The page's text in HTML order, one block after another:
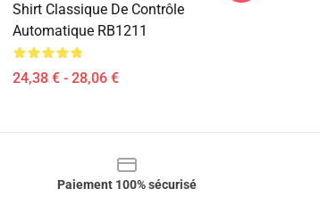
Shirt Classique De Contrôle
Automatique RB1211
24,38 € - 28,06 €
Paiement 100% sécurisé